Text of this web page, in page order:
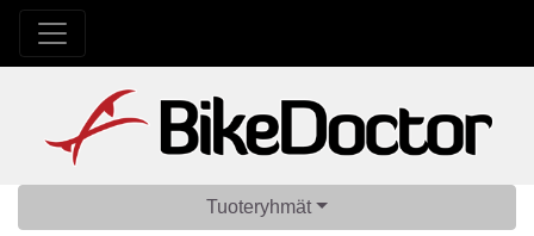
Tuoteryhmät